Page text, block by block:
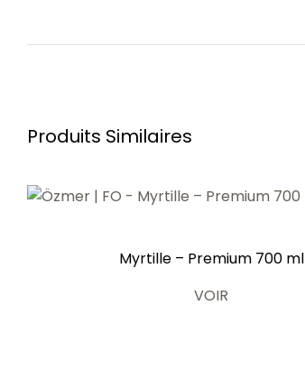
Produits Similaires
Myrtille – Premium 700 ml
VOIR